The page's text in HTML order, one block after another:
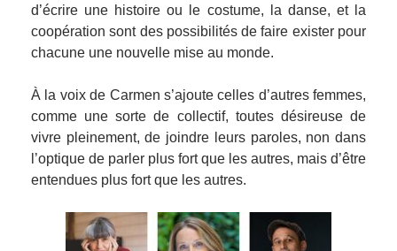
d’écrire une histoire ou le costume, la danse, et la
coopération sont des possibilités de faire exister pour
chacune une nouvelle mise au monde.
À la voix de Carmen s’ajoute celles d’autres femmes,
comme une sorte de collectif, toutes désireuse de
vivre pleinement, de joindre leurs paroles, non dans
l’optique de parler plus fort que les autres, mais d’être
entendues plus fort que les autres.